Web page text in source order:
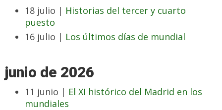
18 julio | Historias del tercer y cuarto
puesto
16 julio | Los últimos días de mundial
junio de 2026
11 junio | El XI histórico del Madrid en los
mundiales